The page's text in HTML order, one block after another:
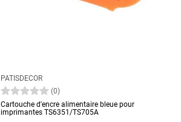
PATISDECOR
(0)
Cartouche d'encre alimentaire bleue pour
imprimantes TS6351/TS705A